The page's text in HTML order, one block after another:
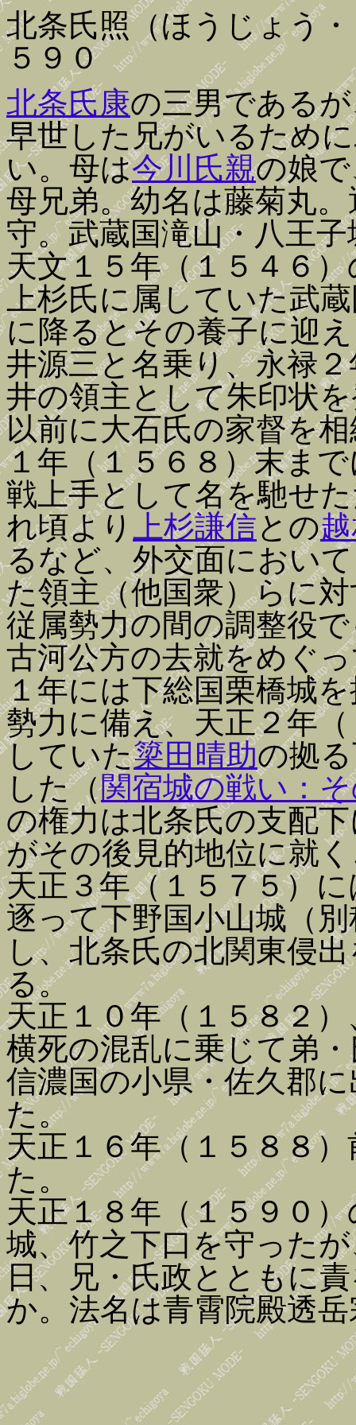
北条氏照（ほうじょう
５９０
北条氏康の三男である
早世した兄がいるため
い。母は今川氏親の娘
母兄弟。幼名は藤菊丸
守。武蔵国滝山・八王子
天文１５年（１５４６
上杉氏に属していた武
に降るとその養子に迎
井源三と名乗り、永禄
井の領主として朱印状
以前に大石氏の家督を
１年（１５６８）末ま
戦上手として名を馳せ
れ頃より
上杉謙信との
るなど、外交面におい
た領主（他国衆）らに
従属勢力の間の調整役
古河公方の去就をめぐ
１年には下総国栗橋城
勢力に備え、天正２年
していた簗田晴助の拠
した（関宿城の戦い：
の権力は北条氏の支配
がその後見的地位に就
天正３年（１５７５）
逐って下野国小山城（
し、北条氏の北関東侵
る。
天正１０年（１５８２）
横死の混乱に乗じて弟
信濃国の小県・佐久郡
た。
天正１６年（１５８８
た。
天正１８年（１５９０）
城、竹之下口を守った
日、兄・氏政とともに
か。法名は青霄院殿透